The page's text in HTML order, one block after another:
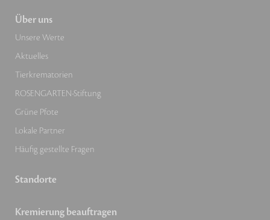
Über uns
Unsere Werte
Aktuelles
Tierkrematorien
ROSENGARTEN-Stiftung
Grüne Pfote
Lokale Partner
Häufig gestellte Fragen
Standorte
Kremierung beauftragen